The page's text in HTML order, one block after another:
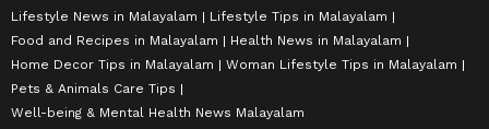
Lifestyle News in Malayalam
Lifestyle Tips in Malayalam
Food and Recipes in Malayalam
Health News in Malayalam
Home Decor Tips in Malayalam
Woman Lifestyle Tips in Malayalam
Pets & Animals Care Tips
Well-being & Mental Health News Malayalam